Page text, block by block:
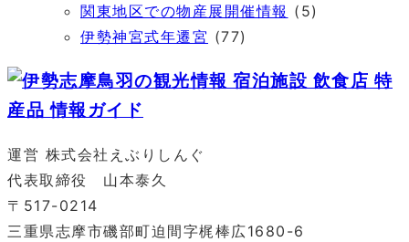
関東地区での物産展開催情報 (5)
伊勢神宮式年遷宮 (77)
運営 株式会社えぶりしんぐ
代表取締役 山本泰久
〒517-0214
三重県志摩市磯部町迫間字梶棒広1680-6